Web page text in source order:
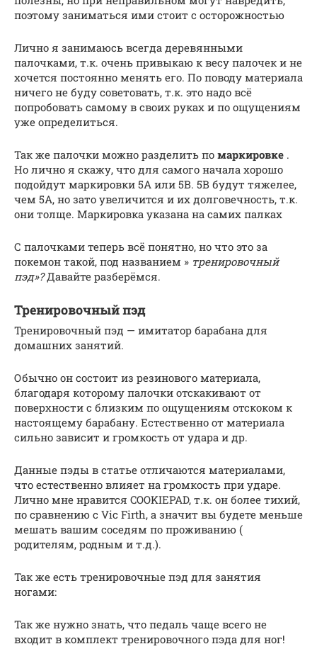
поэтому заниматься ими стоит с осторожностью
Лично я занимаюсь всегда деревянными
палочками, т.к. очень привыкаю к весу палочек и не
хочется постоянно менять его. По поводу материала
ничего не буду советовать, т.к. это надо всё
попробовать самому в своих руках и по ощущениям
уже определиться.
Так же палочки можно разделить по маркировке .
Но лично я скажу, что для самого начала хорошо
подойдут маркировки 5A или 5B. 5B будут тяжелее,
чем 5A, но зато увеличится и их долговечность, т.к.
они толще. Маркировка указана на самих палках
С палочками теперь всё понятно, но что это за
покемон такой, под названием » тренировочный
пэд»?Давайте разберёмся.
Тренировочный пэд
Тренировочный пэд — имитатор барабана для
домашних занятий.
Обычно он состоит из резинового материала,
благодаря которому палочки отскакивают от
поверхности с близким по ощущениям отскоком к
настоящему барабану. Естественно от материала
сильно зависит и громкость от удара и др.
Данные пэды в статье отличаются материалами,
что естественно влияет на громкость при ударе.
Лично мне нравится COOKIEPAD, т.к. он более тихий,
по сравнению с Vic Firth, а значит вы будете меньше
мешать вашим соседям по проживанию (
родителям, родным и т.д.).
Так же есть тренировочные пэд для занятия
ногами:
Так же нужно знать, что педаль чаще всего не
входит в комплект тренировочного пэда для ног!